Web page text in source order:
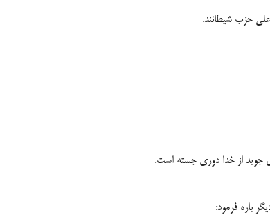
حزب شیطانند.
از خدا دوری جسته است.